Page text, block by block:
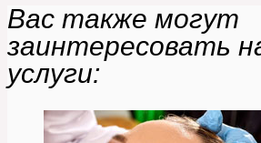
Вас также могут
заинтересовать
услуги: